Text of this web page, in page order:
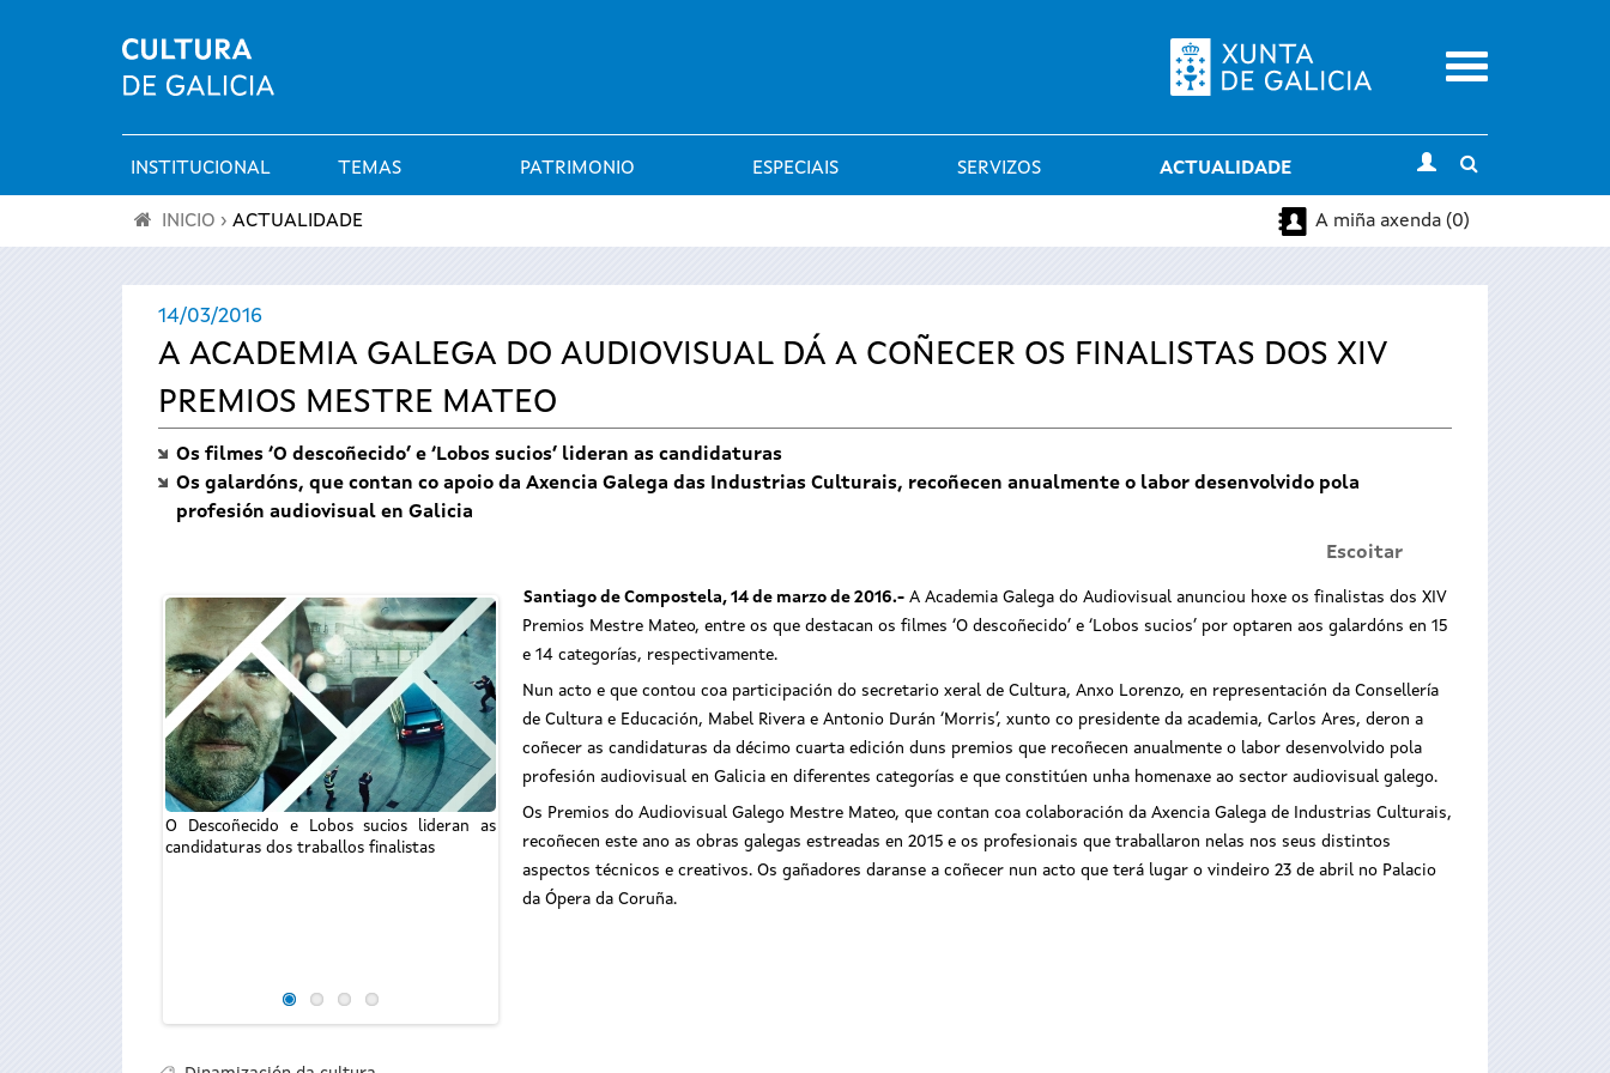
Menu
Menú
principal
INSTITUCIONAL TEMAS PATRIMONIO ESPECIAIS SERVIZOS ACTUALIDADE
search
está
INICIO › ACTUALIDADE A miña axenda (0)
14/03/2016
A ACADEMIA GALEGA DO AUDIOVISUAL DÁ A COÑECER OS FINALISTAS DOS XIV
PREMIOS MESTRE MATEO
Os filmes ‘O descoñecido’ e ‘Lobos sucios’ lideran as candidaturas
Os galardóns, que contan co apoio da Axencia Galega das Industrias Culturais, recoñecen anualmente o labor desenvolvido pola
profesión audiovisual en Galicia
Escoitar
O Descoñecido e Lobos sucios lideran as
candidaturas dos traballos finalistas
O secretario xeral de Cultura asistiu hoxe
ao acto no que se deron a coñecer as
candidaturas, lideradas por ‘O descoñecido’
O secretario xeral de Cultura asistiu hoxe
candidaturas, lideradas por ‘O descoñecido’
Santiago de Compostela, 14 de marzo de 2016.- A Academia Galega do Audiovisual anunciou hoxe os finalistas dos XIV
Premios Mestre Mateo, entre os que destacan os filmes ‘O descoñecido’ e ‘Lobos sucios’ por optaren aos galardóns en 15
e 14 categorías, respectivamente.
Nun acto e que contou coa participación do secretario xeral de Cultura, Anxo Lorenzo, en representación da Consellería
de Cultura e Educación, Mabel Rivera e Antonio Durán ‘Morris’, xunto co presidente da academia, Carlos Ares, deron a
coñecer as candidaturas da décimo cuarta edición duns premios que recoñecen anualmente o labor desenvolvido pola
profesión audiovisual en Galicia en diferentes categorías e que constitúen unha homenaxe ao sector audiovisual galego.
Os Premios do Audiovisual Galego Mestre Mateo, que contan coa colaboración da Axencia Galega de Industrias Culturais,
recoñecen este ano as obras galegas estreadas en 2015 e os profesionais que traballaron nelas nos seus distintos
aspectos técnicos e creativos. Os gañadores daranse a coñecer nun acto que terá lugar o vindeiro 23 de abril no Palacio
da Ópera da Coruña.